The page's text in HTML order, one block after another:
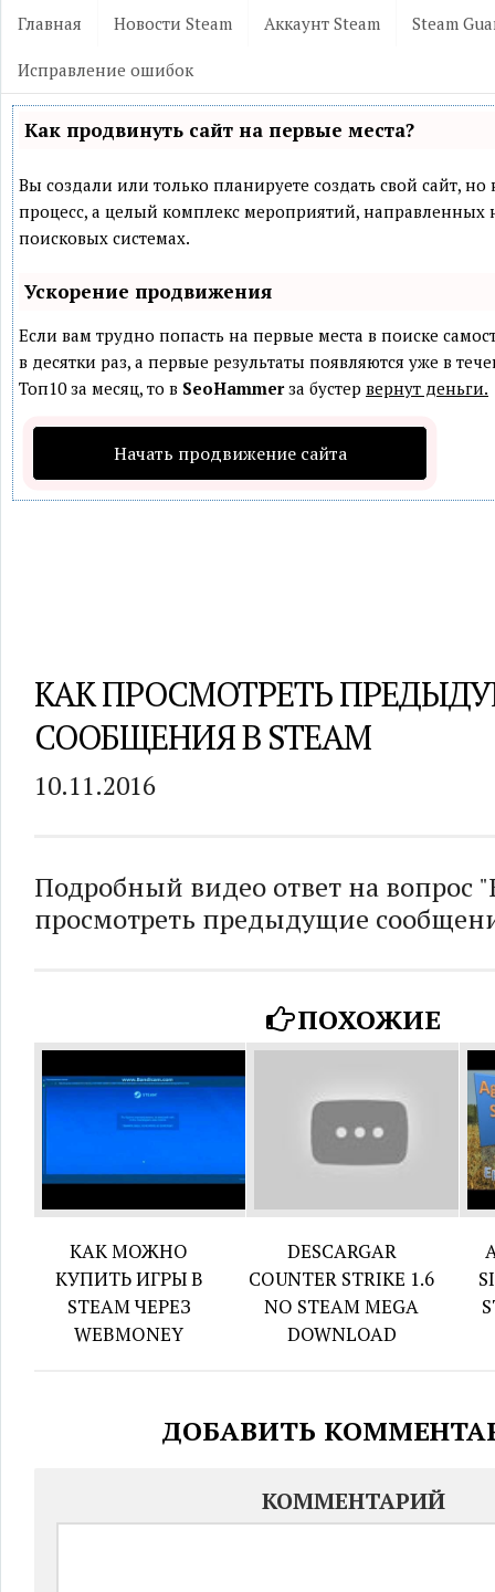
Главная Новости Steam Аккаунт Steam Steam
Исправление ошибок
Как продвинуть сайт на первые места?
Вы создали или только планируете создать свой сайт,
процесс, а целый комплекс мероприятий,
поисковых системах.
Ускорение продвижения
Если вам трудно попасть на первые места в поиске
в десятки раз, а первые результаты появляются уже в
Топ10 за месяц, то в SeoHammerза бустер вернут деньги.
Начать продвижение сайта
КАК ПРОСМОТРЕТЬ
СООБЩЕНИЯ В STEAM
10.11.2016
Подробный видео ответ на вопрос
просмотреть предыдущие
ПОХОЖИЕ
КАК МОЖНО
КУПИТЬ ИГРЫ В
STEAM ЧЕРЕЗ
WEBMONEY
DESCARGAR
COUNTER STRIKE 1.6
NO STEAM MEGA
DOWNLOAD
ДОБАВИТЬ
КОММЕНТАРИЙ